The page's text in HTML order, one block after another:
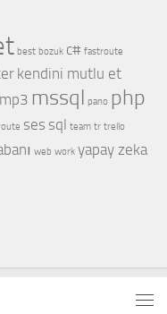
best bozuk c# fastroute
kendini mutlu et
mp3 mssql pano php
ses sql team tr trello
web work yapay zeka